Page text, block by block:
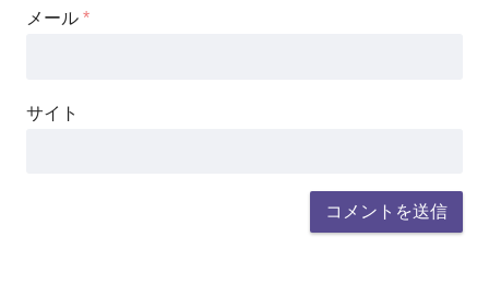
メール *
サイト